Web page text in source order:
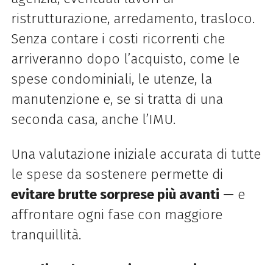
ristrutturazione, arredamento, trasloco.
Senza contare i costi ricorrenti che
arriveranno dopo l’acquisto, come le
spese condominiali, le utenze, la
manutenzione e, se si tratta di una
seconda casa, anche l’IMU.
Una valutazione iniziale accurata di tutte
le spese da sostenere permette di
evitare brutte sorprese più avanti — e
affrontare ogni fase con maggiore
tranquillità.